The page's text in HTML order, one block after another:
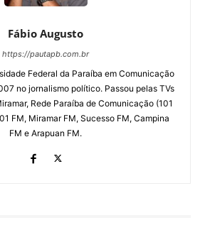
Fábio Augusto
https://pautapb.com.br
Federal da Paraíba em Comunicação
no jornalismo político. Passou pelas TVs
Rede Paraíba de Comunicação (101
FM, Miramar FM, Sucesso FM, Campina
FM e Arapuan FM.